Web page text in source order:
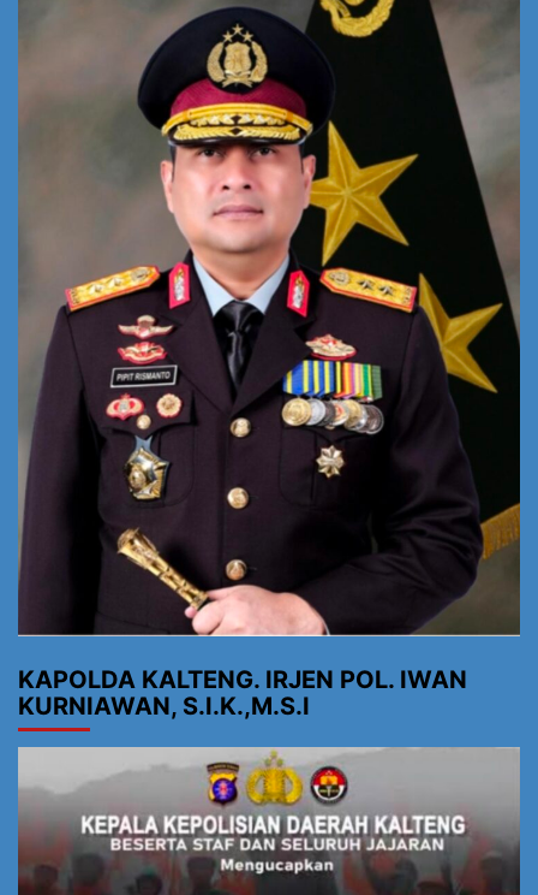
KAPOLDA KALTENG. IRJEN POL. IWAN
KURNIAWAN, S.I.K.,M.S.I